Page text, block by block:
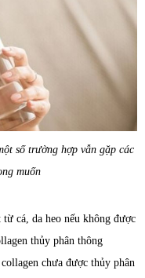
số trường hợp vẫn gặp các
muốn
​​cá, da heo nếu không được
thủy phân thông
chưa được thủy phân